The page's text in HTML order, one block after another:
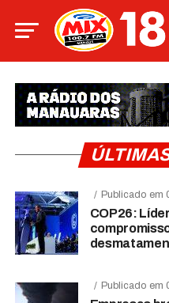
Publicado em
COP26:
Publicado em